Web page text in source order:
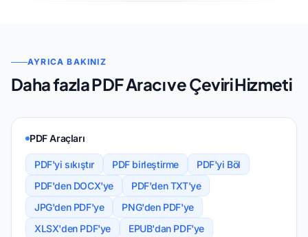
AYRICA BAKINIZ
Daha fazla PDF Aracı ve Çeviri Hizmeti
PDF Araçları
PDF'yi sıkıştır PDF birleştirme
PDF'yi Böl
PDF'den DOCX'ye
PDF'den TXT'ye
JPG'den PDF'ye
PNG'den PDF'ye
XLSX'den PDF'ye
EPUB'dan PDF'ye